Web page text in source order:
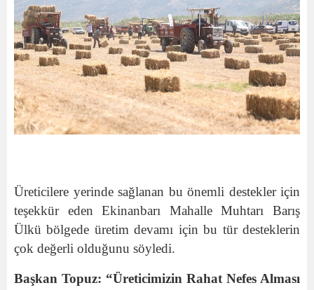
Üreticilere yerinde sağlanan bu önemli destekler için
teşekkür eden Ekinanbarı Mahalle Muhtarı Barış
Ülkü bölgede üretim devamı için bu tür desteklerin
çok değerli olduğunu söyledi.
Başkan Topuz: “Üreticimizin Rahat Nefes Alması